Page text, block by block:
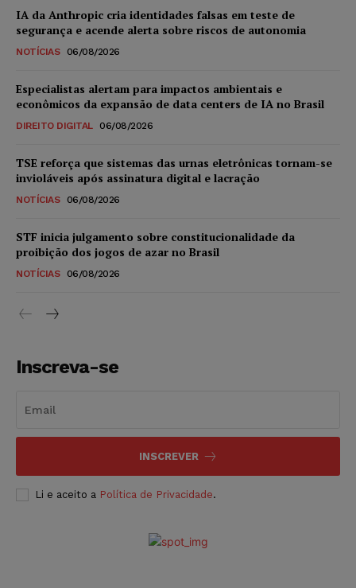
IA da Anthropic cria identidades falsas em teste de
segurança e acende alerta sobre riscos de autonomia
NOTÍCIAS 06/08/2026
Especialistas alertam para impactos ambientais e
econômicos da expansão de data centers de IA no Brasil
DIREITO DIGITAL 06/08/2026
TSE reforça que sistemas das urnas eletrônicas tornam-se
invioláveis após assinatura digital e lacração
NOTÍCIAS 06/08/2026
STF inicia julgamento sobre constitucionalidade da
proibição dos jogos de azar no Brasil
NOTÍCIAS 06/08/2026
Inscreva-se
INSCREVER
Li e aceito a Política de Privacidade.